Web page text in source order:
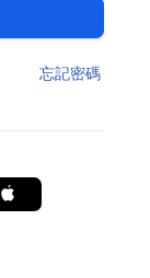
忘記密碼